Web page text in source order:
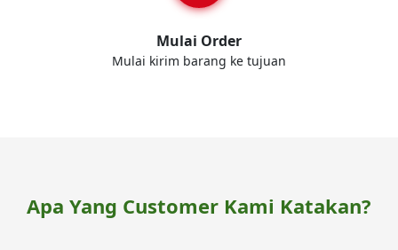
Mulai Order
Mulai kirim barang ke tujuan
Apa Yang Customer Kami Katakan?